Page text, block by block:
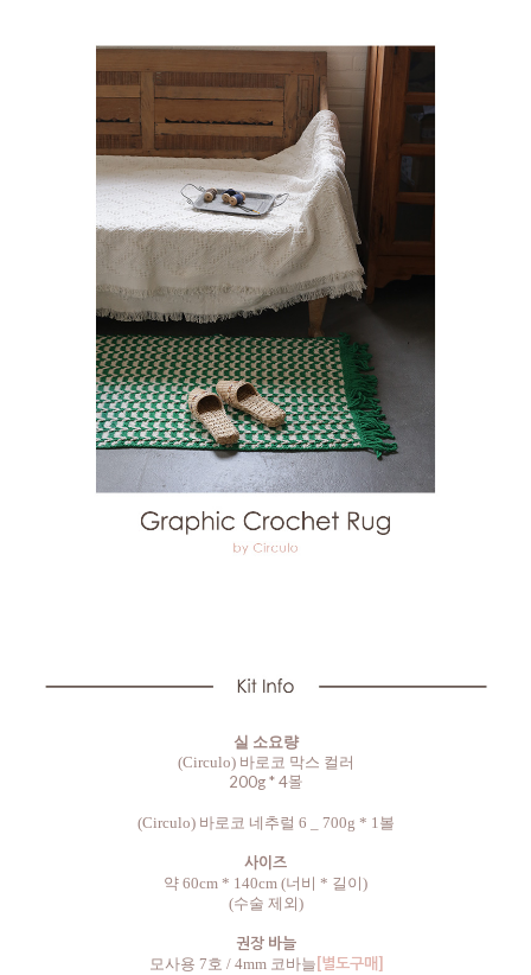
실 소요량
(Circulo) 바로코 막스 컬러
200g * 4볼
(Circulo) 바로코 네추럴 6 _ 700g * 1볼
사이즈
약 60cm * 140cm (너비 * 길이)
(수술 제외)
권장 바늘
모사용 7호 / 4mm 코바늘 [별도구매]